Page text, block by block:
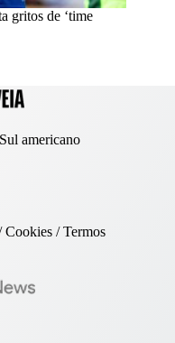
gritos de ‘time
americano
Cookies/Termos